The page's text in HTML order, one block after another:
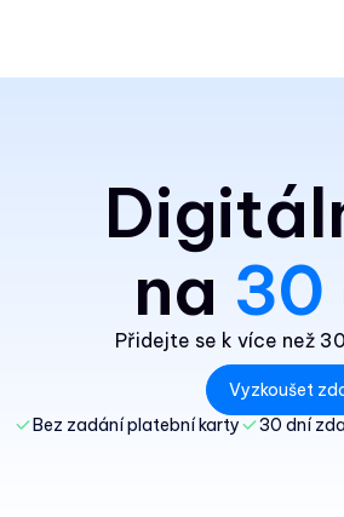
na 30
Přidejte se k více než
Vyzkoušet
Bez zadání platební karty
30 dní